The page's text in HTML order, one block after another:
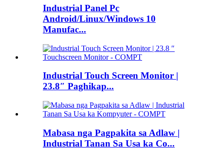
Industrial Panel Pc
Android/Linux/Windows 10
Manufac...
Industrial Touch Screen Monitor |
23.8″ Paghikap...
Mabasa nga Pagpakita sa Adlaw |
Industrial Tanan Sa Usa ka Co...